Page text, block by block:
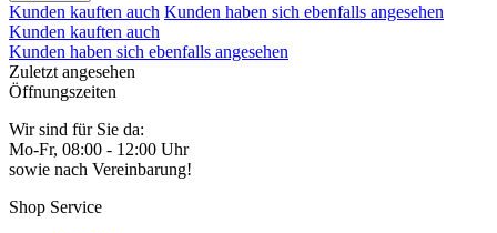
Kunden kauften auch Kunden haben sich ebenfalls angesehen
Kunden kauften auch
Kunden haben sich ebenfalls angesehen
Zuletzt angesehen
Öffnungszeiten
Wir sind für Sie da:
Mo-Fr, 08:00 - 12:00 Uhr
sowie nach Vereinbarung!
Shop Service